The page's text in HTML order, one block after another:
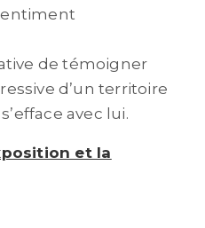
de témoigner
d’un territoire
avec lui.
et la